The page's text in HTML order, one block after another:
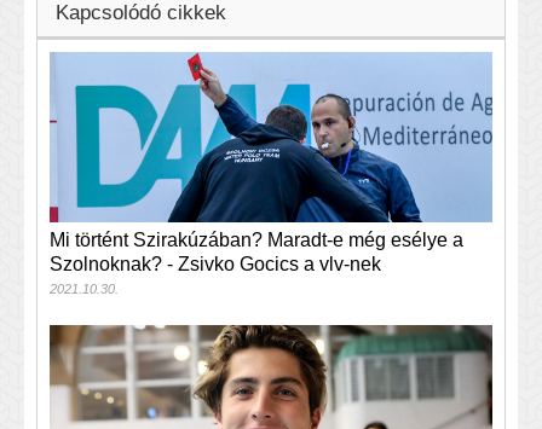
Kapcsolódó cikkek
Mi történt Szirakúzában? Maradt-e még esélye a
Szolnoknak? - Zsivko Gocics a vlv-nek
2021.10.30.